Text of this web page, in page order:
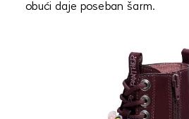
obući daje poseban šarm.